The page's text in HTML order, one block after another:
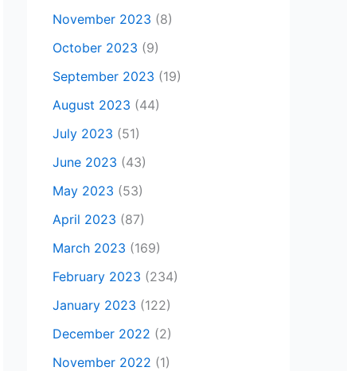
November 2023 (8)
October 2023 (9)
September 2023 (19)
August 2023 (44)
July 2023 (51)
June 2023 (43)
May 2023 (53)
April 2023 (87)
March 2023 (169)
February 2023 (234)
January 2023 (122)
December 2022 (2)
November 2022 (1)